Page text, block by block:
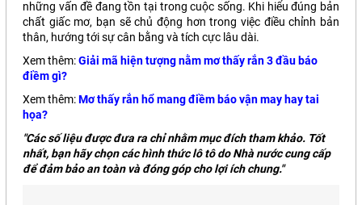
những vấn đề đang tồn tại trong cuộc sống. Khi hiểu đúng bản
chất giấc mơ, bạn sẽ chủ động hơn trong việc điều chỉnh bản
thân, hướng tới sự cân bằng và tích cực lâu dài.
Xem thêm:Giải mã hiện tượng nằm mơ thấy rắn 3 đầu báo
điềm gì?
Xem thêm:Mơ thấy rắn hổ mang điềm báo vận may hay tai
họa?
"Các số liệu được đưa ra chỉ nhằm mục đích tham khảo. Tốt
nhất, bạn hãy chọn các hình thức lô tô do Nhà nước cung cấp
để đảm bảo an toàn và đóng góp cho lợi ích chung."